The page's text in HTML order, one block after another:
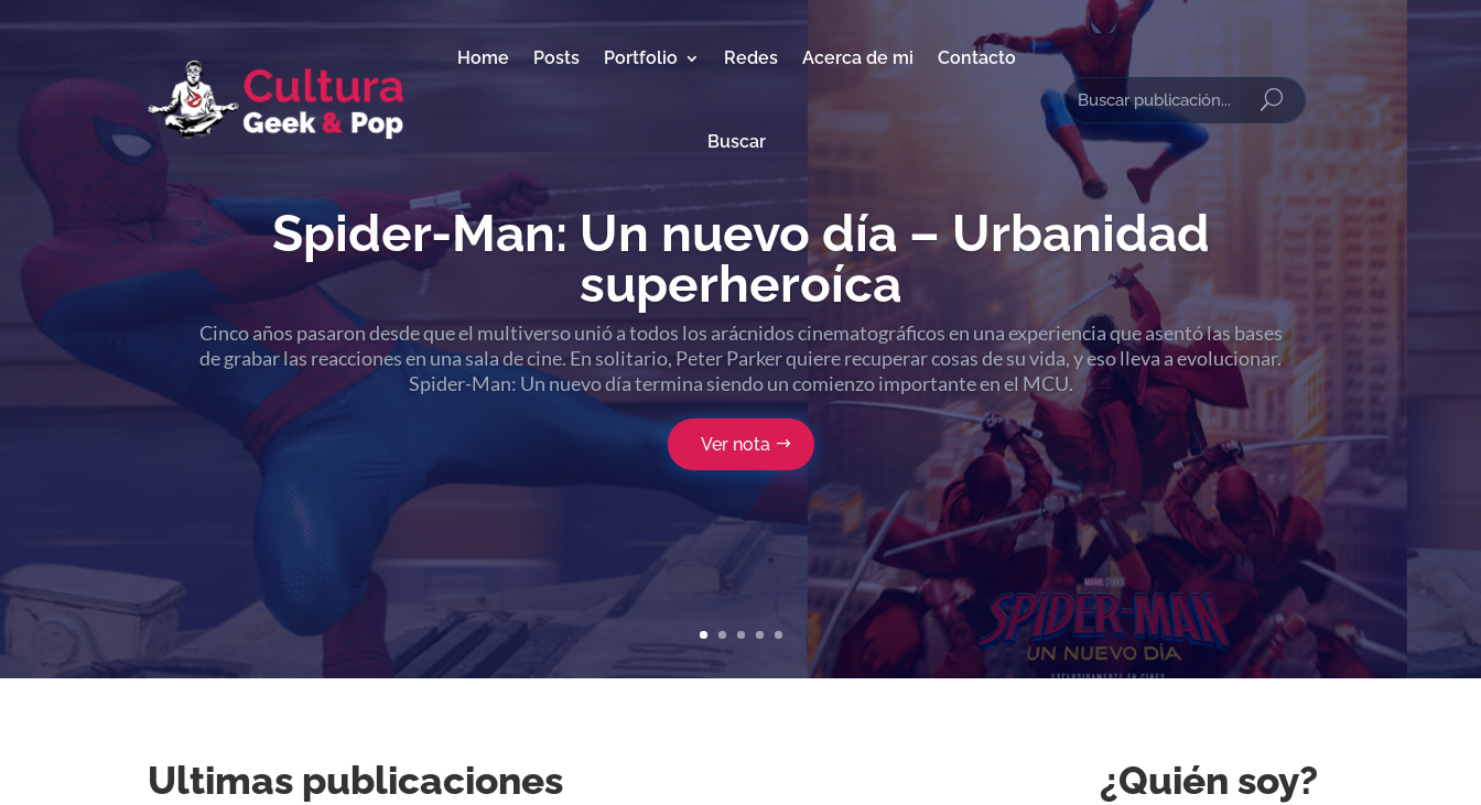
Home Posts Portfolio Redes Acerca de mi Contacto
Buscar
Spider-Man: Un nuevo día – Urbanidad
superheroíca
Cinco años pasaron desde que el multiverso unió a todos los arácnidos cinematográficos en una experiencia que asentó las bases
de grabar las reacciones en una sala de cine. En solitario, Peter Parker quiere recuperar cosas de su vida, y eso lleva a evolucionar.
Spider-Man: Un nuevo día termina siendo un comienzo importante en el MCU.
Ver nota
Ultimas publicaciones ¿Quién soy?